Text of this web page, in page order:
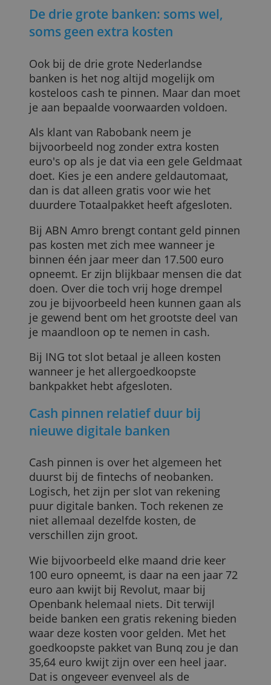
Cash pinnen was altijd gratis, maar sinds
Voor veel consumenten leidt dat tot
onduidelijkheid. Daarom peilde
Bankenvergelijking de huidige stand van
zaken (meetmoment: april 2023).
De drie grote banken: soms wel,
soms geen extra kosten
Ook bij de drie grote Nederlandse
banken is het nog altijd mogelijk om
kosteloos cash te pinnen. Maar dan
je aan bepaalde voorwaarden voldoen.
Als klant van Rabobank neem je
bijvoorbeeld nog zonder extra kosten
euro's op als je dat via een gele
doet. Kies je een andere geldautomaat,
duurdere Totaalpakket heeft afgesloten.
Bij ABN Amro brengt contant geld
pas kosten met zich mee wanneer je
binnen één jaar meer dan 17.500 euro
opneemt. Er zijn blijkbaar mensen die
doen. Over die toch vrij hoge drempel
zou je bijvoorbeeld heen kunnen gaan
je gewend bent om het grootste deel van
je maandloon op te nemen in cash.
Bij ING tot slot betaal je alleen kosten
bankpakket hebt afgesloten.
Cash pinnen relatief duur bij
nieuwe digitale banken
Cash pinnen is over het algemeen het
duurst bij de fintechs of neobanken.